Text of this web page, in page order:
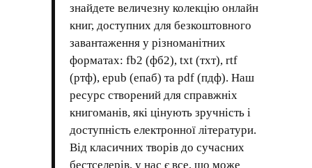
знайдете величезну колекцію онлайн
книг, доступних для безкоштовного
завантаження у різноманітних
форматах: fb2 (фб2), txt (тхт), rtf
(ртф), epub (епаб) та pdf (пдф). Наш
ресурс створений для справжніх
книгоманів, які цінують зручність і
доступність електронної літератури.
Від класичних творів до сучасних
бестселерів, у нас є все, що може